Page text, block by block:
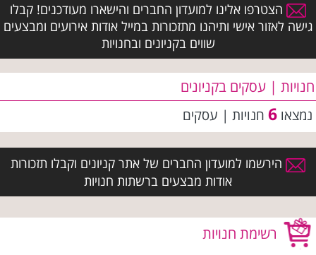
הצטרפו אלינו למועדון החברים והישארו מעודכנים! קבלו
גישה לאזור אישי ותיהנו מתזכורות במייל אודות אירועים ומבצעים
שווים בקניונים ובחנויות
חנויות | עסקים בקניונים
נמצאו 6 חנויות | עסקים
הירשמו למועדון החברים של אתר קניונים וקבלו תזכורות
אודות מבצעים ברשתות חנויות
רשימת חנויות